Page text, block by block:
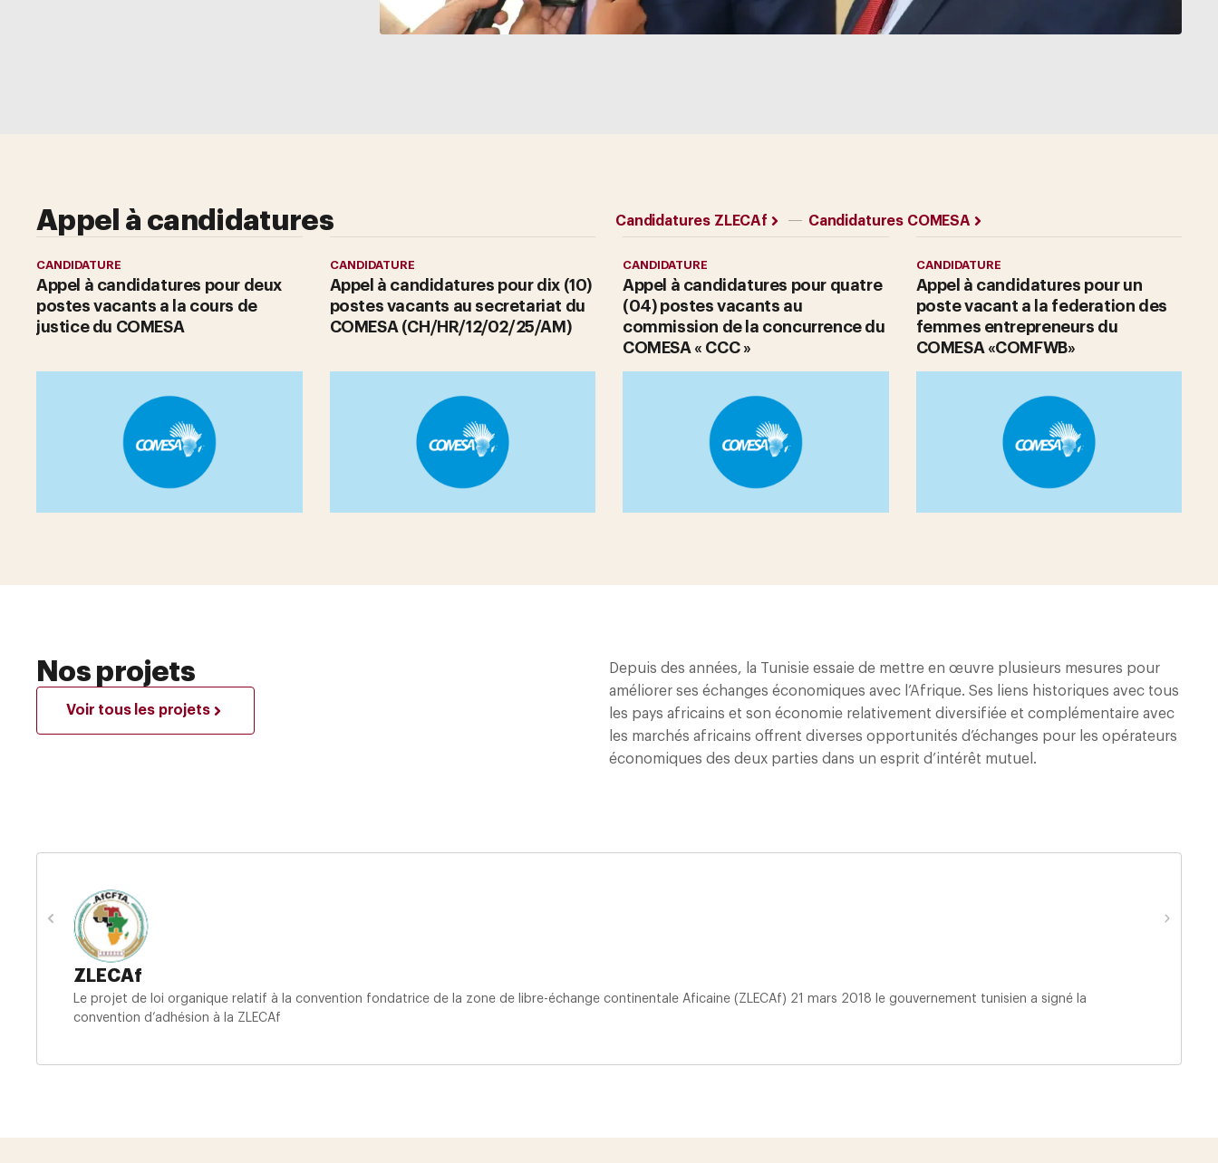
Appel à candidatures Candidatures ZLECAf Candidatures COMESA
CANDIDATURE
Appel à candidatures pour deux
postes vacants a la cours de
justice du COMESA
CANDIDATURE
Appel à candidatures pour dix (10)
postes vacants au secretariat du
COMESA (CH/HR/12/02/25/AM)
CANDIDATURE
Appel à candidatures pour quatre
(04) postes vacants au
commission de la concurrence du
COMESA « CCC »
CANDIDATURE
Appel à candidatures pour un
poste vacant a la federation des
femmes entrepreneurs du
COMESA «COMFWB»
Nos projets
Voir tous les projets
Depuis des années, la Tunisie essaie de mettre en œuvre plusieurs mesures pour
améliorer ses échanges économiques avec l’Afrique. Ses liens historiques avec tous
les pays africains et son économie relativement diversifiée et complémentaire avec
les marchés africains offrent diverses opportunités d’échanges pour les opérateurs
économiques des deux parties dans un esprit d’intérêt mutuel.
ZLECAf
Le projet de loi organique relatif à la convention fondatrice de la zone de libre-échange continentale Aficaine (ZLECAf) 21 mars 2018 le gouvernement tunisien a signé la
convention d’adhésion à la ZLECAf